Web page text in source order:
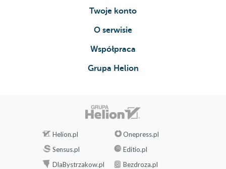
Twoje konto
O serwisie
Współpraca
Grupa Helion
Helion.pl
Onepress.pl
Sensus.pl
Editio.pl
DlaBystrzakow.pl
Bezdroza.pl